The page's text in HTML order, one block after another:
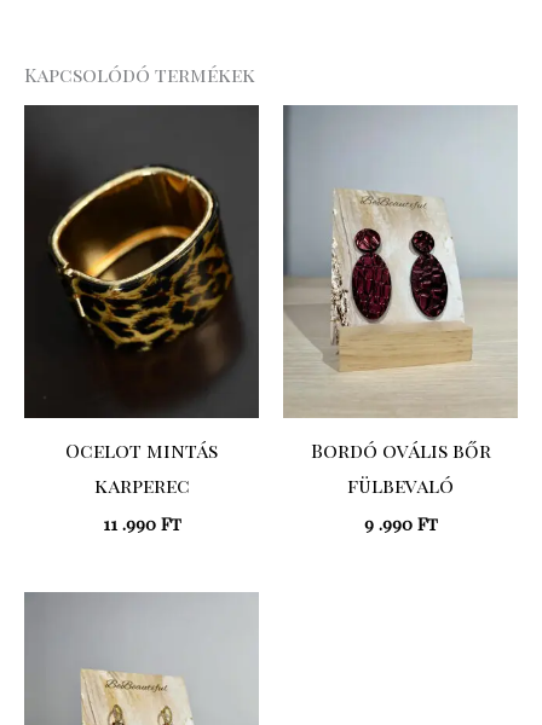
Kapcsolódó termékek
Ocelot mintás
karperec
11 .990 Ft
Bordó ovális bőr
fülbevaló
9 .990 Ft